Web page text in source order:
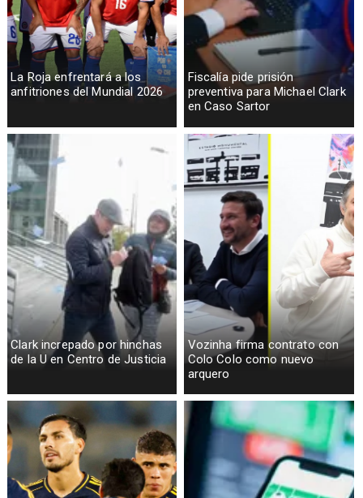
La Roja enfrentará a los
anfitriones del Mundial 2026
Fiscalía pide prisión
preventiva para Michael Clark
en Caso Sartor
Clark increpado por hinchas
de la U en Centro de Justicia
Vozinha firma contrato con
Colo Colo como nuevo
arquero